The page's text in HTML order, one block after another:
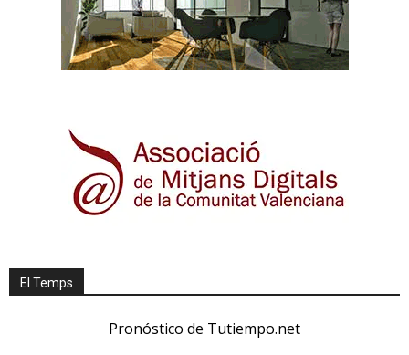
El Temps
Pronóstico de Tutiempo.net